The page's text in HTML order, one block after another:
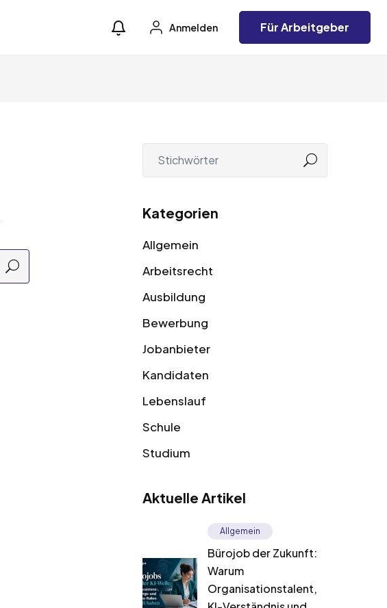
Anmelden Für Arbeitgeber
Kategorien
Allgemein
Arbeitsrecht
Ausbildung
Bewerbung
Jobanbieter
Kandidaten
Lebenslauf
Schule
Studium
Aktuelle Artikel
Allgemein
Bürojob der Zukunft:
Warum
Organisationstalent,